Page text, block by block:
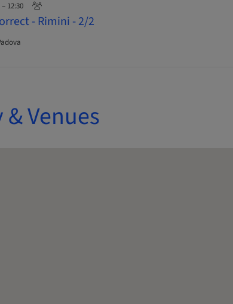
12:30
- Rimini - 2/2
Venues